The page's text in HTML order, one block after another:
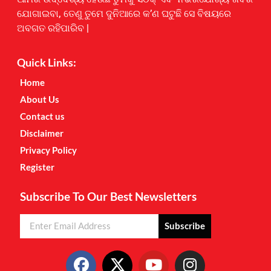
ଯୋଗାଇବା, ତେଣୁ ତୁମେ ଦୁନିଆରେ କ’ଣ ଘଟୁଛି ସେ ବିଷୟରେ
ଅବଗତ ରହିପାରିବ |
Quick Links:
Home
About Us
Contact us
Disclaimer
Privacy Policy
Register
Subscribe To Our Best Newsletters
Subscribe